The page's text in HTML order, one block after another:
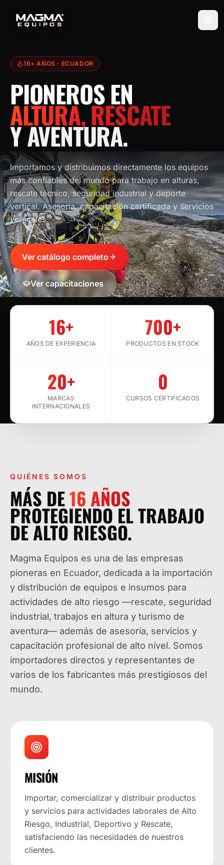
16+ AÑOS · ECUADOR
PIONEROS EN
ALTURA, RESCATE
Y AVENTURA.
Importamos y distribuimos directamente los equipos
más confiables del mundo para trabajo en alturas,
rescate técnico, seguridad industrial y deporte
vertical. Asesoría, capacitación certificada y servicios
verticales.
Ver catálogo completo
Ver capacitaciones
16+
AÑOS DE EXPERIENCIA
700+
PRODUCTOS EN STOCK
20+
MARCAS
INTERNACIONALES
0
CURSOS CERTIFICADOS
QUIÉNES SOMOS
MÁS DE16 AÑOS
PROTEGIENDO EL TRABAJO
DE ALTO RIESGO.
Magma Equipos es una de las empresas
pioneras en Ecuador, dedicada a la importación
y distribución de equipos e insumos para
actividades de alto riesgo —rescate, seguridad
industrial, trabajos en altura y turismo de
aventura— además de asesoría, servicios y
capacitación profesional de alto nivel. Somos
importadores directos y representantes de
varios de los fabricantes más prestigiosos del
mundo.
MISIÓN
Importar, comercializar y distribuir productos
y servicios para actividades laborales de Alto
Riesgo, Industrial, Deportivo y Rescate,
satisfaciendo las necesidades de nuestros
clientes.